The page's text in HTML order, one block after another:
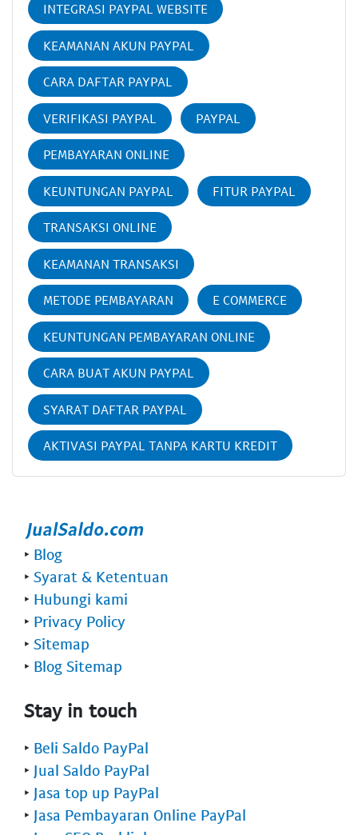
INTEGRASI PAYPAL WEBSITE
KEAMANAN AKUN PAYPAL
CARA DAFTAR PAYPAL
VERIFIKASI PAYPAL PAYPAL
PEMBAYARAN ONLINE
KEUNTUNGAN PAYPAL FITUR PAYPAL
TRANSAKSI ONLINE
KEAMANAN TRANSAKSI
METODE PEMBAYARAN E COMMERCE
KEUNTUNGAN PEMBAYARAN ONLINE
CARA BUAT AKUN PAYPAL
SYARAT DAFTAR PAYPAL
AKTIVASI PAYPAL TANPA KARTU KREDIT
‣ Blog
‣ Syarat & Ketentuan
‣ Hubungi kami
‣ Privacy Policy
‣ Sitemap
‣ Blog Sitemap
Stay in touch
‣ Beli Saldo PayPal
‣ Jual Saldo PayPal
‣ Jasa top up PayPal
‣ Jasa Pembayaran Online PayPal